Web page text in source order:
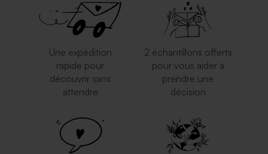
Une expédition
rapide pour
découvrir sans
attendre
2 échantillons offerts
pour vous aider à
prendre une
décision